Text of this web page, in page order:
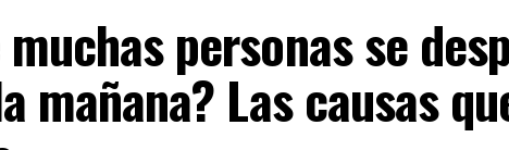
personas se
mañana? Las causas